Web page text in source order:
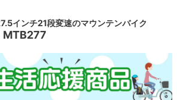
インチ21段変速のマウンテンバイク
MTB277